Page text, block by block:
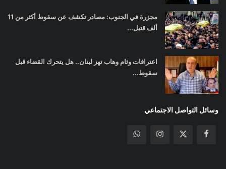
مجزرة في الجنوب: مصادر تكشف عن سقوط أكثر من 11
ألف قتيل...
اعترافات وئام وهاب تهز لبنان.. هل يتحرك القضاء قبل
سقوط...
وسائل التواصل الاجتماعي